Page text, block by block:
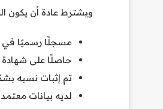
ويشترط عادة أن يكون
مسجلًا رسميًا في
حاصلًا على شهادة
تم إثبات نسبه
لديه بيانات